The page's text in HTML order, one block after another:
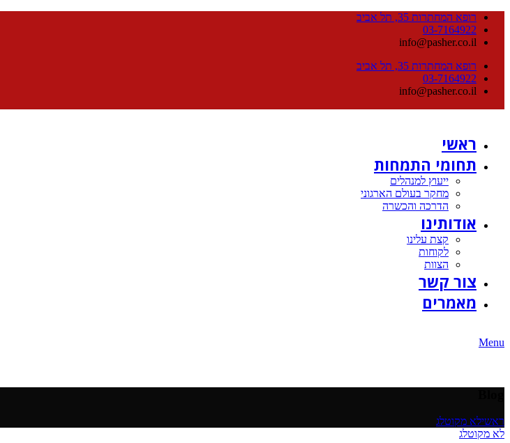
רופא המחתרות 35, תל אביב
03-7164922
info@pasher.co.il
רופא המחתרות 35, תל אביב
03-7164922
info@pasher.co.il
ראשי
תחומי התמחות
ייעוץ למנהלים
מחקר בעולם הארגוני
הדרכה והכשרה
אודותינו
קצת עלינו
לקוחות
הצוות
צור קשר
מאמרים
Menu
ראשילא מקוטלג
לא מקוטלג